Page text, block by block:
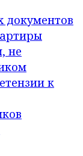
документов
не
к